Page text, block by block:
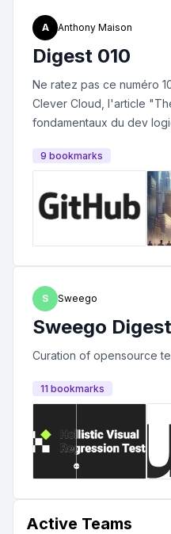
A Anthony Maison
Digest 010
Ne ratez pas ce numéro
Clever Cloud, l'article
fondamentaux du dev
salariales tech.
découvrez des
tendances 2024 par
9 bookmarks
S Sweego
Sweego
Curation of opensource
11 bookmarks
Active Teams